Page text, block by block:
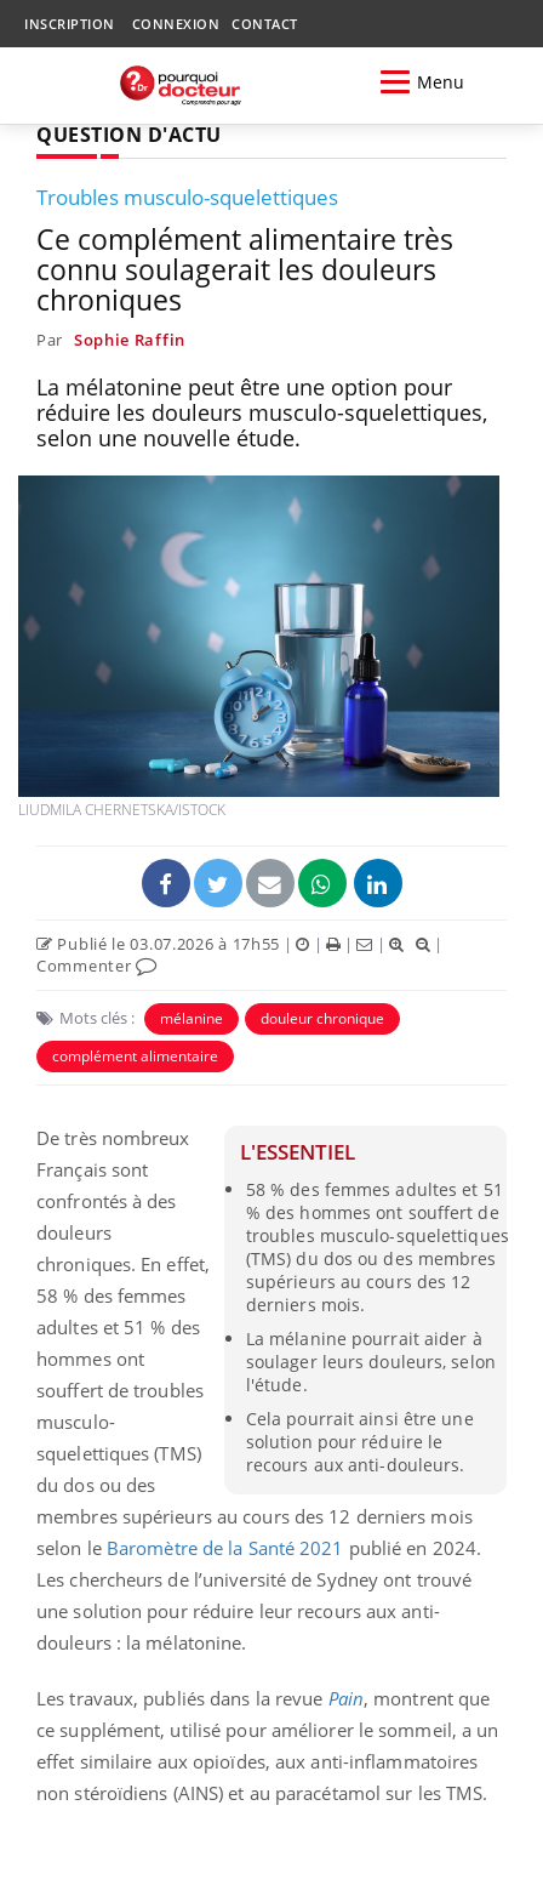
INSCRIPTION CONNEXION CONTACT
Menu
QUESTION D'ACTU
Troubles musculo-squelettiques
Ce complément alimentaire très
connu soulagerait les douleurs
chroniques
Par Sophie Raffin
La mélatonine peut être une option pour
réduire les douleurs musculo-squelettiques,
selon une nouvelle étude.
LIUDMILA CHERNETSKA/ISTOCK
Publié le 03.07.2026 à 17h55 | | | |
|
Commenter
Mots clés : mélanine
douleur chronique
complément alimentaire
L'ESSENTIEL
58 % des femmes adultes et 51
% des hommes ont souffert de
troubles musculo-squelettiques
(TMS) du dos ou des membres
supérieurs au cours des 12
derniers mois.
La mélanine pourrait aider à
soulager leurs douleurs, selon
l'étude.
Cela pourrait ainsi être une
solution pour réduire le
recours aux anti-douleurs.
De très nombreux
Français sont
confrontés à des
douleurs
chroniques. En effet,
58 % des femmes
adultes et 51 % des
hommes ont
souffert de troubles
musculo-
squelettiques (TMS)
du dos ou des
membres supérieurs au cours des 12 derniers mois
selon le Baromètre de la Santé 2021 publié en 2024.
Les chercheurs de l’université de Sydney ont trouvé
une solution pour réduire leur recours aux anti-
douleurs : la mélatonine.
Les travaux, publiés dans la revue Pain, montrent que
ce supplément, utilisé pour améliorer le sommeil, a un
effet similaire aux opioïdes, aux anti-inflammatoires
non stéroïdiens (AINS) et au paracétamol sur les TMS.